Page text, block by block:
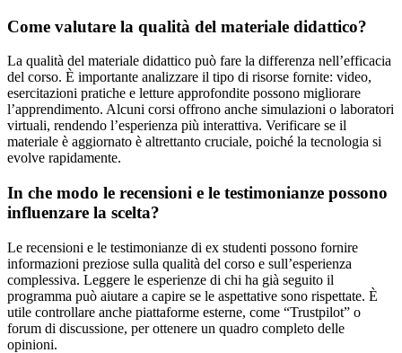
Come valutare la qualità del materiale didattico?
La qualità del materiale didattico può fare la differenza nell’efficacia
del corso. È importante analizzare il tipo di risorse fornite: video,
esercitazioni pratiche e letture approfondite possono migliorare
l’apprendimento. Alcuni corsi offrono anche simulazioni o laboratori
virtuali, rendendo l’esperienza più interattiva. Verificare se il
materiale è aggiornato è altrettanto cruciale, poiché la tecnologia si
evolve rapidamente.
In che modo le recensioni e le testimonianze possono
influenzare la scelta?
Le recensioni e le testimonianze di ex studenti possono fornire
informazioni preziose sulla qualità del corso e sull’esperienza
complessiva. Leggere le esperienze di chi ha già seguito il
programma può aiutare a capire se le aspettative sono rispettate. È
utile controllare anche piattaforme esterne, come “Trustpilot” o
forum di discussione, per ottenere un quadro completo delle
opinioni.